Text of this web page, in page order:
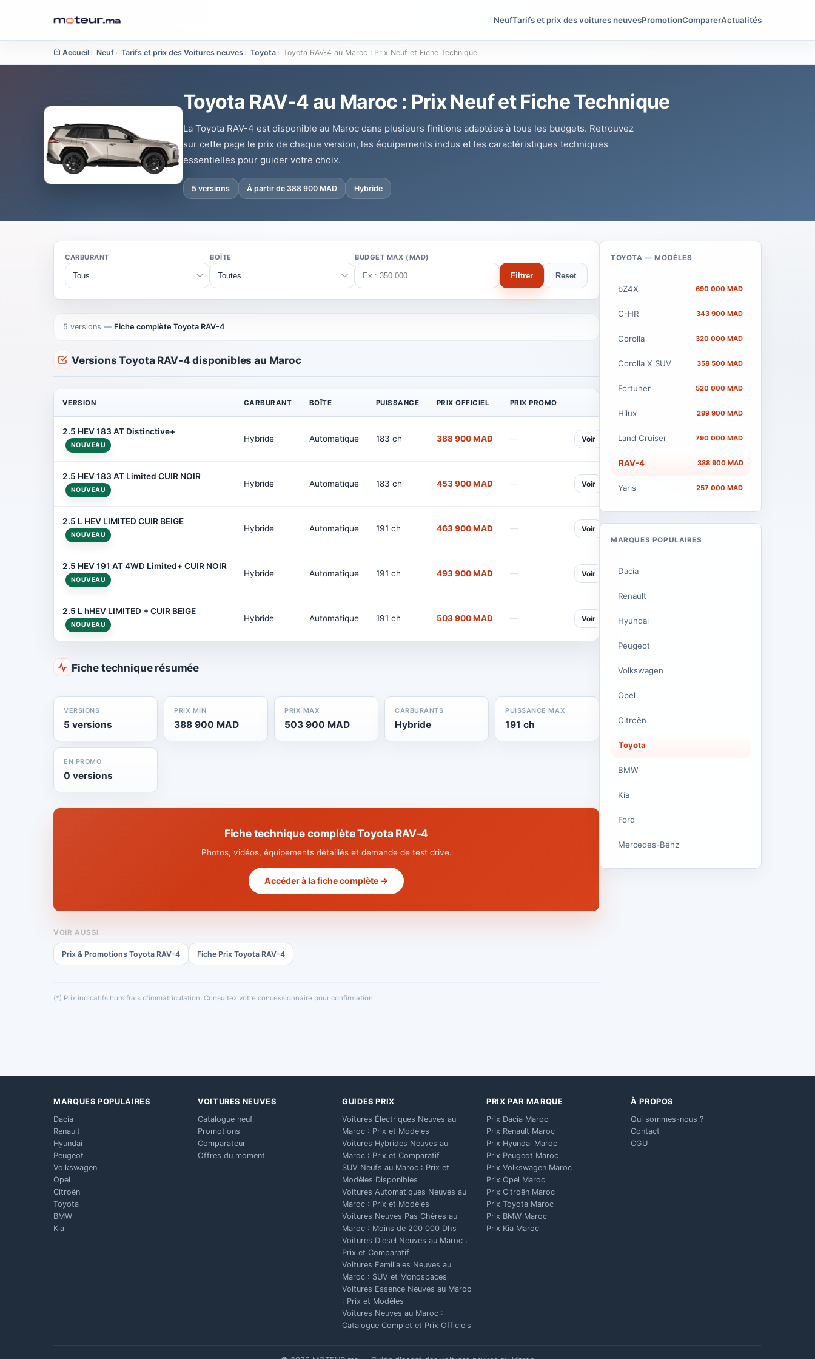
NeufTarifs et prix des voitures neuvesPromotionComparerActualités
Accueil › Neuf › Tarifs et prix des Voitures neuves › Toyota › Toyota RAV-4 au Maroc : Prix Neuf et Fiche Technique
Toyota RAV-4 au Maroc : Prix Neuf et Fiche Technique
La Toyota RAV-4 est disponible au Maroc dans plusieurs finitions adaptées à tous les budgets. Retrouvez
sur cette page le prix de chaque version, les équipements inclus et les caractéristiques techniques
essentielles pour guider votre choix.
5 versions À partir de 388 900 MAD Hybride
CARBURANT BOÎTE BUDGET MAX (MAD)
Filtrer Reset
5 versions — Fiche complète Toyota RAV-4
Versions Toyota RAV-4 disponibles au Maroc
VERSION CARBURANT BOÎTE PUISSANCE PRIX OFFICIEL PRIX PROMO
2.5 HEV 183 AT Distinctive+
NOUVEAU
Hybride Automatique 183 ch 388 900 MAD — Voir
2.5 HEV 183 AT Limited CUIR NOIR
NOUVEAU
Hybride Automatique 183 ch 453 900 MAD — Voir
2.5 L HEV LIMITED CUIR BEIGE
NOUVEAU
Hybride Automatique 191 ch 463 900 MAD — Voir
2.5 HEV 191 AT 4WD Limited+ CUIR NOIR
NOUVEAU
Hybride Automatique 191 ch 493 900 MAD — Voir
2.5 L hHEV LIMITED + CUIR BEIGE
NOUVEAU
Hybride Automatique 191 ch 503 900 MAD — Voir
Fiche technique résumée
VERSIONS
5 versions
PRIX MIN
388 900 MAD
PRIX MAX
503 900 MAD
CARBURANTS
Hybride
PUISSANCE MAX
191 ch
EN PROMO
0 versions
Fiche technique complète Toyota RAV-4
Photos, vidéos, équipements détaillés et demande de test drive.
Accéder à la fiche complète →
VOIR AUSSI
Prix & Promotions Toyota RAV-4 Fiche Prix Toyota RAV-4
(*) Prix indicatifs hors frais d'immatriculation. Consultez votre concessionnaire pour confirmation.
TOYOTA — MODÈLES
bZ4X 690 000 MAD
C-HR 343 900 MAD
Corolla 320 000 MAD
Corolla X SUV 358 500 MAD
Fortuner 520 000 MAD
Hilux 299 900 MAD
Land Cruiser 790 000 MAD
RAV-4 388 900 MAD
Yaris 257 000 MAD
MARQUES POPULAIRES
Dacia
Renault
Hyundai
Peugeot
Volkswagen
Opel
Citroën
Toyota
BMW
Kia
Ford
Mercedes-Benz
MARQUES POPULAIRES
Dacia
Renault
Hyundai
Peugeot
Volkswagen
Opel
Citroën
Toyota
BMW
Kia
VOITURES NEUVES
Catalogue neuf
Promotions
Comparateur
Offres du moment
GUIDES PRIX
Voitures Électriques Neuves au
Maroc : Prix et Modèles
Voitures Hybrides Neuves au
Maroc : Prix et Comparatif
SUV Neufs au Maroc : Prix et
Modèles Disponibles
Voitures Automatiques Neuves au
Maroc : Prix et Modèles
Voitures Neuves Pas Chères au
Maroc : Moins de 200 000 Dhs
Voitures Diesel Neuves au Maroc :
Prix et Comparatif
Voitures Familiales Neuves au
Maroc : SUV et Monospaces
Voitures Essence Neuves au Maroc
: Prix et Modèles
Voitures Neuves au Maroc :
Catalogue Complet et Prix Officiels
PRIX PAR MARQUE
Prix Dacia Maroc
Prix Renault Maroc
Prix Hyundai Maroc
Prix Peugeot Maroc
Prix Volkswagen Maroc
Prix Opel Maroc
Prix Citroën Maroc
Prix Toyota Maroc
Prix BMW Maroc
Prix Kia Maroc
À PROPOS
Qui sommes-nous ?
Contact
CGU